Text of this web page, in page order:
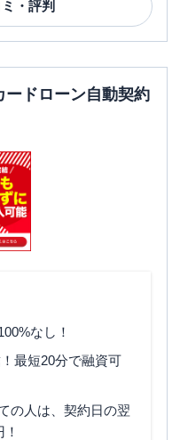
・評判
ードローン自動契約
なし！
最短20分で融資可
の人は、契約日の翌